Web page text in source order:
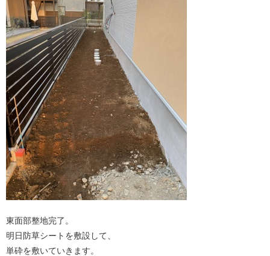
東面部整地完了。
明日防草シートを敷設して、
単砕を敷いていきます。